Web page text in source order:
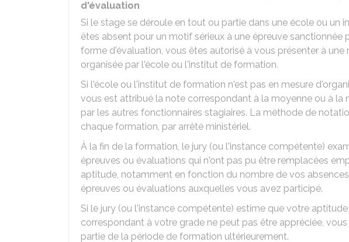
d'évaluation
Si le stage se déroule en tout ou partie dans une école ou un
êtes absent pour un motif sérieux à une épreuve sanctionnée
forme d'évaluation, vous êtes autorisé à vous présenter à
organisée par l'école ou l'institut de formation.
Si l'école ou l'institut de formation n'est pas en mesure
vous est attribué la note correspondant à la moyenne ou à la
par les autres fonctionnaires stagiaires. La méthode de
chaque formation, par arrêté ministériel.
À la fin de la formation, le jury (ou l'instance compétente)
épreuves ou évaluations qui n'ont pas pu être remplacées
aptitude, notamment en fonction du nombre de vos
épreuves ou évaluations auxquelles vous avez participé.
Si le jury (ou l'instance compétente) estime que votre
correspondant à votre grade ne peut pas être appréciée,
partie de la période de formation ultérieurement.